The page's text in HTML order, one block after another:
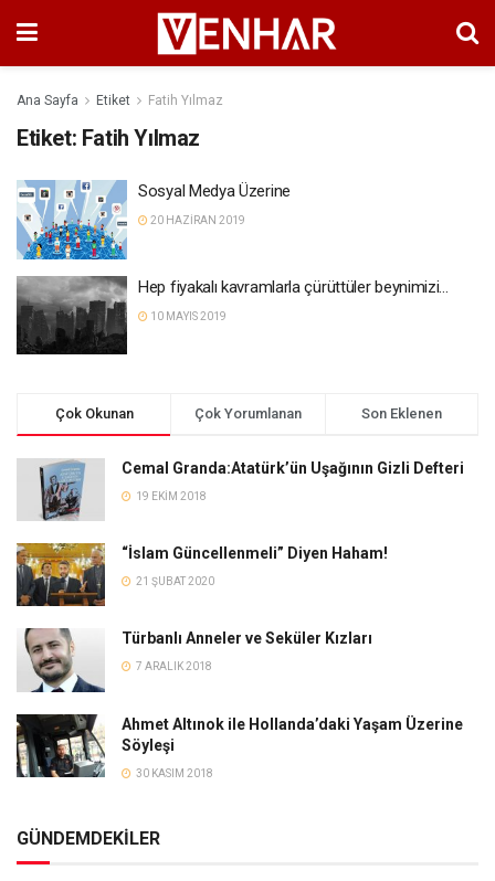
Ana Sayfa Etiket Fatih Yılmaz
Etiket: Fatih Yılmaz
Sosyal Medya Üzerine
20 HAZIRAN 2019
Hep fiyakalı kavramlarla çürüttüler beynimizi…
10 MAYIS 2019
Çok Okunan Çok Yorumlanan Son Eklenen
Cemal Granda:Atatürk’ün Uşağının Gizli Defteri
19 EKIM 2018
“İslam Güncellenmeli” Diyen Haham!
21 ŞUBAT 2020
Türbanlı Anneler ve Seküler Kızları
7 ARALIK 2018
Ahmet Altınok ile Hollanda’daki Yaşam Üzerine
Söyleşi
30 KASIM 2018
GÜNDEMDEKİLER